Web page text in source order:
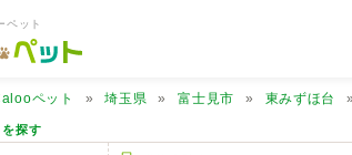
ペット
ペット 埼玉県 富士見市 東みずほ台
を探す